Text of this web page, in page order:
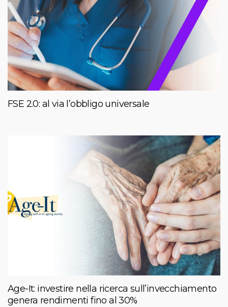
FSE 2.0: al via l’obbligo universale
Age-It: investire nella ricerca sull’invecchiamento
genera rendimenti fino al 30%